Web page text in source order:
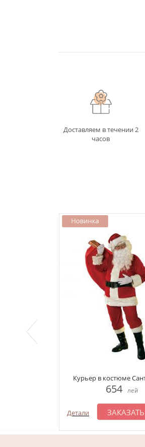
Доставляем в течении 2
часов
Курьер в костюме
654 лей
Детали ЗАКАЗАТЬ